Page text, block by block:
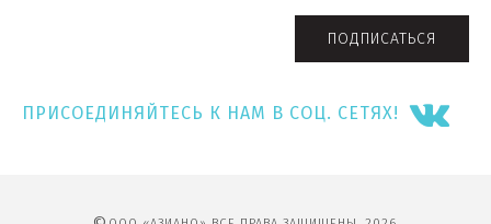
ПОДПИСАТЬСЯ
ПРИСОЕДИНЯЙТЕСЬ К НАМ В СОЦ. СЕТЯХ!